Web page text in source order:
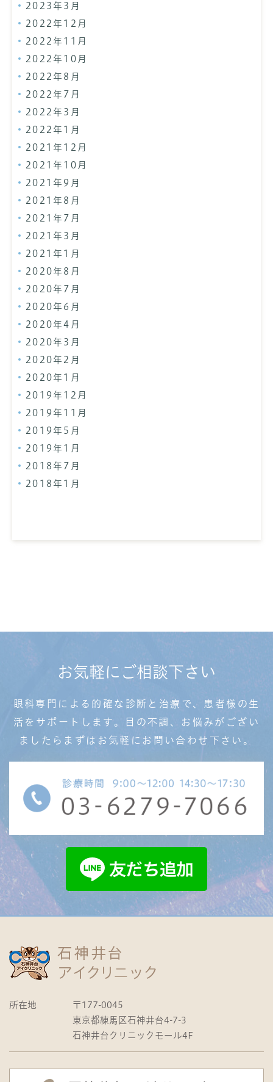
2023年3月
2022年12月
2022年11月
2022年10月
2022年8月
2022年7月
2022年3月
2022年1月
2021年12月
2021年10月
2021年9月
2021年8月
2021年7月
2021年3月
2021年1月
2020年8月
2020年7月
2020年6月
2020年4月
2020年3月
2020年2月
2020年1月
2019年12月
2019年11月
2019年5月
2019年1月
2018年7月
2018年1月
お気軽にご相談下さい
眼科専門による的確な診断と治療で、患者様の生
活を サポートします。目の不調、お悩みがござい
ましたら まずはお気軽にお問い合わせ下さい。
所在地
〒177-0045
東京都練馬区石神井台4-7-3
石神井台クリニックモール4F